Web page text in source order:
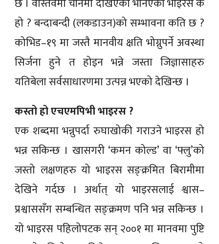
हो ? बन्दाबन्दी (लकडाउन)को सम्भावना कति छ ?
कोभिड–१९ मा जस्तै मानवीय क्षति भोग्नुपर्ने अवस्था
सिर्जना हुने त होइन भन्ने जस्ता जिज्ञासाहरु
यतिबेला सर्वसाधारणमा उत्पन्न भएको देखिन्छ ।
कस्तो हो एचएमपिभी भाइरस ?
एक शब्दमा भन्नुपर्दा रुघाखोकी गराउने भाइरस हो
भन्न सकिन्छ । खासगरी ‘कमन कोल्ड’ वा ‘फ्लु’को
जस्तो लक्षणहरु यो भाइरस सङ्क्रमित बिरामीमा
देखिने गर्दछ । अर्थात् यो भाइरसलाई श्वास–
प्रश्वाससँग सम्बन्धित सङ्क्रमण पनि भन्न सकिन्छ ।
यो भाइरस पहिलोपटक सन् २००१ मा मानवमा पुष्टि